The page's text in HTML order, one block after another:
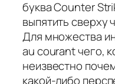
буква Counter
выпятить сверху
Для множества
au courant чего,
неизвестно
какой-либо